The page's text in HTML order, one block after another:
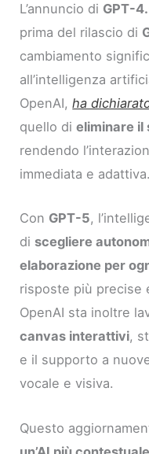
L’annuncio di GPT-
prima del rilascio di
cambiamento
all’intelligenza
OpenAI,ha
quello dieliminare il
rendendo
immediata e adattiva.
Con GPT-5,
di scegliere
elaborazione per
risposte più precise
OpenAI sta inoltre
canvas interattivi,
e il supporto a
vocale e visiva.
Questo